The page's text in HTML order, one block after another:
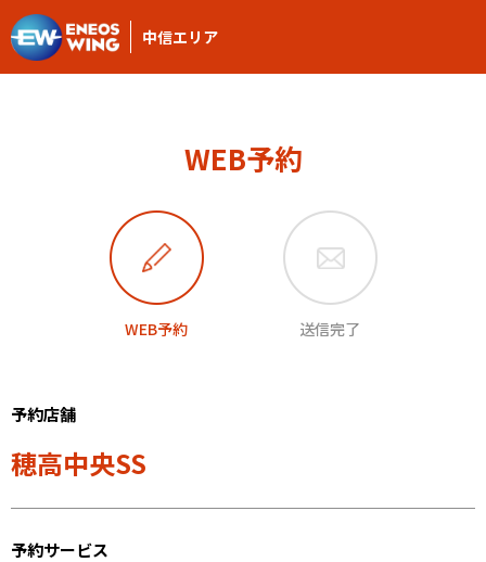
中信エリア
WEB予約
WEB予約 送信完了
予約店舗
穂高中央SS
予約サービス